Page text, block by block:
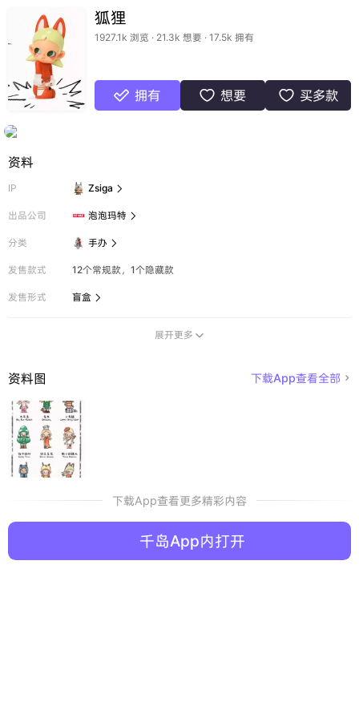
狐狸
1927.1k 浏览 · 21.3k 想要 · 17.5k 拥有
 拥有  想要  买多款
资料
IP Zsiga 
出品公司 泡泡玛特 
分类 手办 
发售款式 12个常规款，1个隐藏款
发售形式 盲盒 
展开更多 
资料图 下载App查看全部 
下载App查看更多精彩内容
千岛App内打开